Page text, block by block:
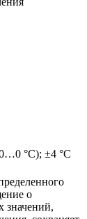
°C); ±4 °C
о
значений,